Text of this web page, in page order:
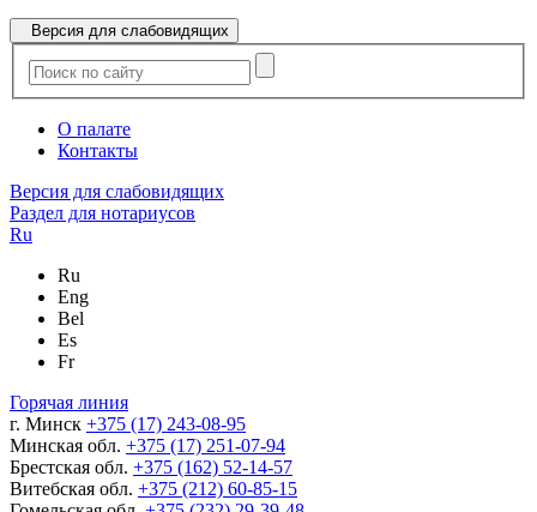
Версия для слабовидящих
О палате
Контакты
Версия для слабовидящих
Раздел для нотариусов
Ru
Ru
Eng
Bel
Es
Fr
Горячая линия
г. Минск +375 (17) 243-08-95
Минская обл. +375 (17) 251-07-94
Брестская обл. +375 (162) 52-14-57
Витебская обл. +375 (212) 60-85-15